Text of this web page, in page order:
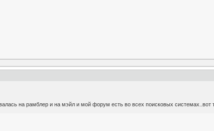
на рамблер и на мэйл и мой форум есть во всех поисковых системах..вот